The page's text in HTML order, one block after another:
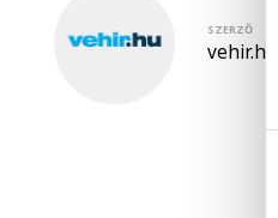
SZERZŐ
vehir.hu